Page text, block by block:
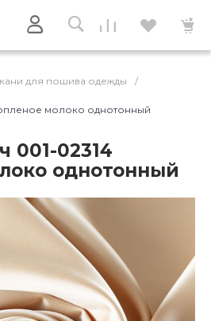
для пошива одежды
/
молоко однотонный
001-02314
однотонный